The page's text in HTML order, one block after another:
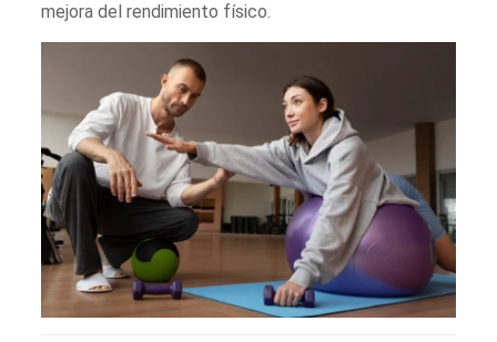
mejora del rendimiento físico.